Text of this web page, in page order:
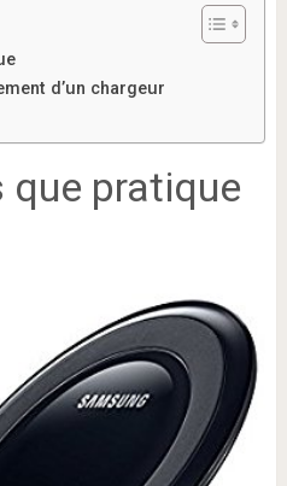
d’un chargeur
que pratique